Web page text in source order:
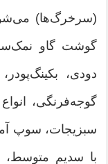
(سرخرگ‌ها)
گوشت گاو
دودی،
گوجه‌فرنگی،
سبزیجات، سوپ
با سدیم متوسط،